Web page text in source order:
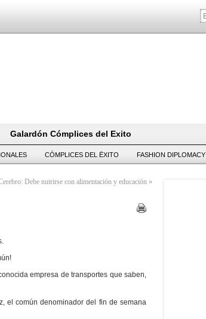
Galardón Cómplices del Exito
CÓMPLICES DEL ËXITO FASHION DIPLOMACY
Debe nutrirse con alimentación y educación »
empresa de transportes que saben,
el común denominador del fin de semana